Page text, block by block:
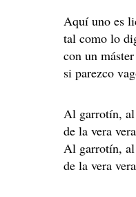
Aquí uno es
tal como lo
con un
si parezco
Al garrotín,
de la vera
Al garrotín,
de la vera